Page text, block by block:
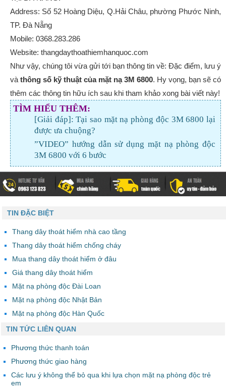
Address: Số 52 Hoàng Diệu, Q.Hải Châu, phường Phước Ninh,
TP. Đà Nẵng
Mobile: 0368.283.286
Website: thangdaythoathiemhanquoc.com
Như vậy, chúng tôi vừa gửi tới bạn thông tin về: Đặc điểm, lưu ý
và thông số kỹ thuật của mặt nạ 3M 6800. Hy vọng, bạn sẽ có
thêm các thông tin hữu ích sau khi tham khảo xong bài viết này!
TÌM HIỂU THÊM:
[Giải đáp]: Tại sao mặt nạ phòng độc 3M 6800 lại
được ưa chuộng?
”VIDEO” hướng dẫn sử dụng mặt nạ phòng độc
3M 6800 với 6 bước
TIN ĐẶC BIỆT
Thang dây thoát hiểm nhà cao tầng
Thang dây thoát hiểm chống cháy
Mua thang dây thoát hiểm ở đâu
Giá thang dây thoát hiểm
Mặt nạ phòng độc Đài Loan
Mặt nạ phòng độc Nhật Bản
Mặt nạ phòng độc Hàn Quốc
TIN TỨC LIÊN QUAN
Phương thức thanh toán
Phương thức giao hàng
Các lưu ý không thể bỏ qua khi lựa chọn mặt nạ phòng độc trẻ
em